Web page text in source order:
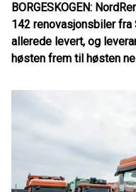
BORGESKOGEN:
142 renovasjonsbiler
allerede levert, og
høsten frem til høsten